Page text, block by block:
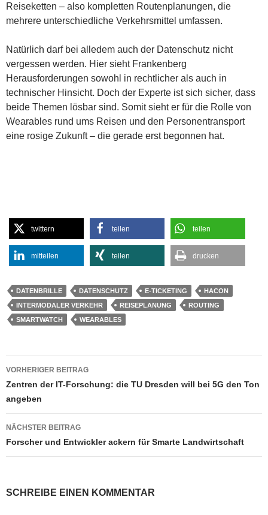
Reiseketten – also kompletten Routenplanungen, die
mehrere unterschiedliche Verkehrsmittel umfassen.
Natürlich darf bei alledem auch der Datenschutz nicht
vergessen werden. Hier sieht Frankenberg
Herausforderungen sowohl in rechtlicher als auch in
technischer Hinsicht. Doch der Experte ist sich sicher, dass
beide Themen lösbar sind. Somit sieht er für die Rolle von
Wearables rund ums Reisen und den Personentransport
eine rosige Zukunft – die gerade erst begonnen hat.
twittern teilen teilen
mitteilen teilen drucken
DATENBRILLE DATENSCHUTZ E-TICKETING
HACON
INTERMODALER VERKEHR
REISEPLANUNG
ROUTING
SMARTWATCH
WEARABLES
Beitragsnavigation
VORHERIGER BEITRAG
Zentren der IT-Forschung: die TU Dresden will bei 5G den Ton
angeben
NÄCHSTER BEITRAG
Forscher und Entwickler ackern für Smarte Landwirtschaft
SCHREIBE EINEN KOMMENTAR